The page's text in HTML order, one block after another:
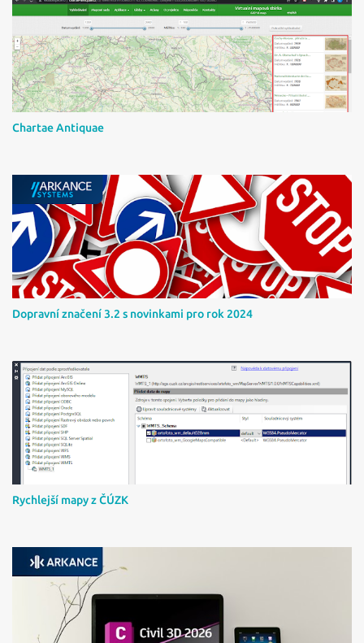
e
Chartae Antiquae
Dopravní značení 3.2 s novinkami pro rok 2024
Rychlejší mapy z ČÚZK